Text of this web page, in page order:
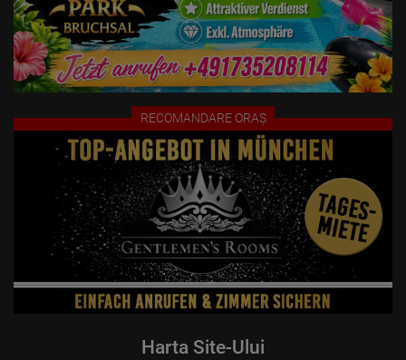
Chiria trebuie plătită imediat la sosire!
Alcoolul și drogurile sunt interzise în casă!
Pentru informații suplimentare și programări, vă rugăm să ne
contactați telefonic (și prin Whatsapp / SMS).
+49-160-96650048
Operatorul nu este un furnizor de servicii în ceea ce privește serviciile
chiriașilor, ci mai degrabă proprietarul apartamentelor cu
programare. Chiriașii stabilesc prețurile pentru serviciile lor la
discreția lor și nu sunt obligați să respecte instrucțiuni. Plățile
pentru serviciile oferite de chiriași se fac exclusiv către aceștia și nu
către operator.
RECOMANDARE ORAȘ
Harta Site-Ului